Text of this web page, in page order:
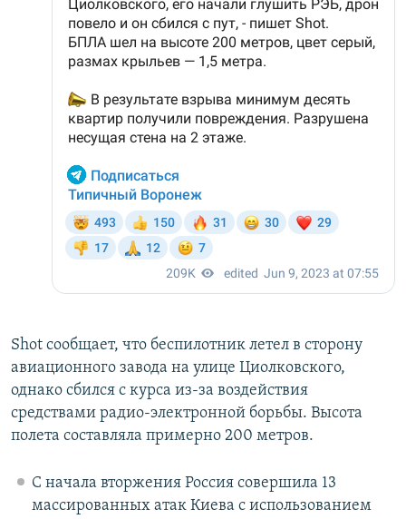
Shot сообщает, что беспилотник летел в сторону
авиационного завода на улице Циолковского,
однако сбился с курса из-за воздействия
средствами радио-электронной борьбы. Высота
полета составляла примерно 200 метров.
С начала вторжения Россия совершила 13
массированных атак Киева с использованием